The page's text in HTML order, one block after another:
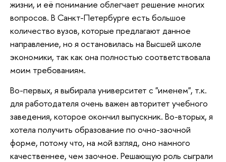
жизни, и её понимание облегчает решение многих
вопросов. В Санкт-Петербурге есть большое
количество вузов, которые предлагают данное
направление, но я остановилась на Высшей школе
экономики, так как она полностью соответствовала
моим требованиям.
Во-первых, я выбирала университет с "именем", т.к.
для работодателя очень важен авторитет учебного
заведения, которое окончил выпускник. Во-вторых, я
хотела получить образование по очно-заочной
форме, потому что, на мой взгляд, оно намного
качественнее, чем заочное. Решающую роль сыграли